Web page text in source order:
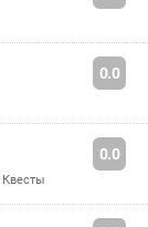
0.0
Квесты
0.0